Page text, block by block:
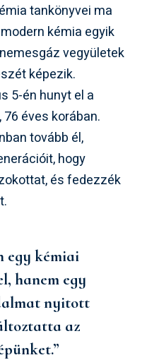
tankönyvei ma
kémia egyik
vegyületek
képezik.
5-én hunyt el a
éves korában.
tovább él,
hogy
és fedezzék
egy kémiai
hanem egy
nyitott
az